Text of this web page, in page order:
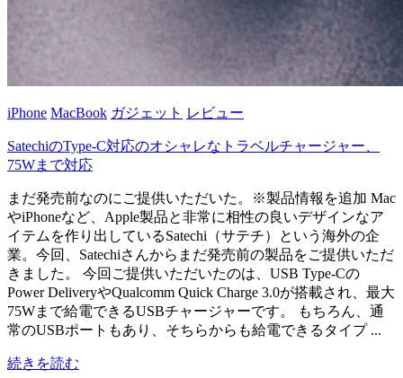
iPhone MacBook ガジェット レビュー
SatechiのType-C対応のオシャレなトラベルチャージャー、
75Wまで対応
まだ発売前なのにご提供いただいた。※製品情報を追加 Mac
やiPhoneなど、Apple製品と非常に相性の良いデザインなア
イテムを作り出しているSatechi（サテチ）という海外の企
業。今回、Satechiさんからまだ発売前の製品をご提供いただ
きました。 今回ご提供いただいたのは、USB Type-Cの
Power DeliveryやQualcomm Quick Charge 3.0が搭載され、最大
75Wまで給電できるUSBチャージャーです。 もちろん、通
常のUSBポートもあり、そちらからも給電できるタイプ ...
続きを読む